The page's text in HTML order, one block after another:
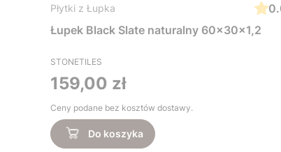
Płytki z Łupka
Łupek Black Slate naturalny 60x30x1,2
STONETILES
Cena
159,00 zł
Ceny podane bez kosztów dostawy.
Do koszyka